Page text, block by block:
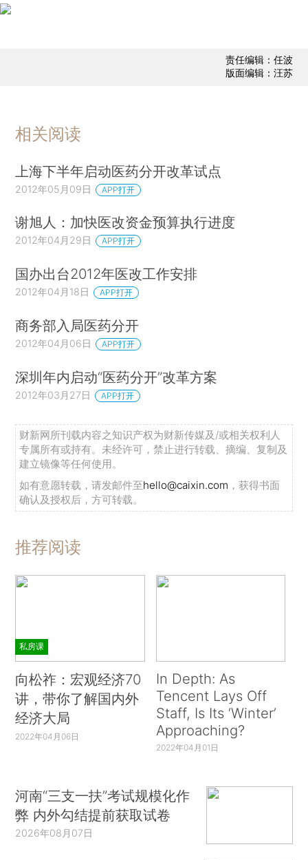
责任编辑：任波
版面编辑：汪苏
相关阅读
上海下半年启动医药分开改革试点
2012年05月09日 APP打开
谢旭人：加快医改资金预算执行进度
2012年04月29日 APP打开
国办出台2012年医改工作安排
2012年04月18日 APP打开
商务部入局医药分开
2012年04月06日 APP打开
深圳年内启动“医药分开”改革方案
2012年03月27日 APP打开
财新网所刊载内容之知识产权为财新传媒及/或相关权利人
专属所有或持有。未经许可，禁止进行转载、摘编、复制及
建立镜像等任何使用。
如有意愿转载，请发邮件至hello@caixin.com ，获得书面
确认及授权后，方可转载。
推荐阅读
私房课
向松祚：宏观经济70
讲，带你了解国内外
经济大局
2022年04月06日
In Depth: As
Tencent Lays Off
Staff, Is Its ‘Winter’
Approaching?
2022年04月01日
河南“三支一扶”考试规模化作
弊 内外勾结提前获取试卷
2026年08月07日